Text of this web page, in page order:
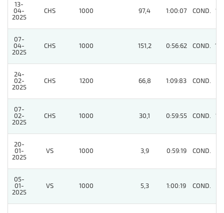
13-
04-
2025
CHS 1000 97,4 1:00:07 COND. 13
07-
04-
2025
CHS 1000 151,2 0:56:62 COND. 14
24-
02-
2025
CHS 1200 66,8 1:09:83 COND.
07-
02-
2025
CHS 1000 30,1 0:59:55 COND. 12
20-
01-
2025
VS 1000 3,9 0:59:19 COND.
05-
01-
2025
VS 1000 5,3 1:00:19 COND.